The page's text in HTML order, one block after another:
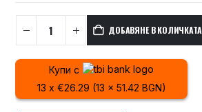
ДОБАВЯНЕ В КОЛИЧКАТА
Купи с
13 x €26.29 (13 x 51.42 BGN)